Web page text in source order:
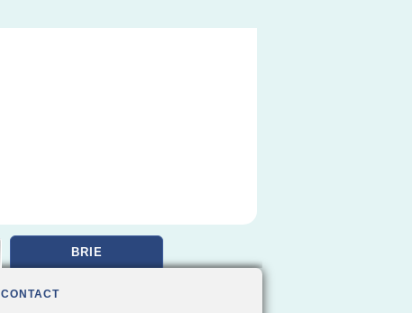
BRIE
CONTACT